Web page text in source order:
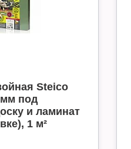
Steico
под
и ламинат
1 м²